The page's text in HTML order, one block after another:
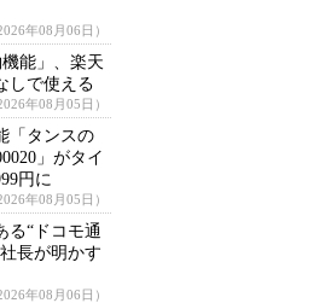
年08月06日）
能」、楽天
しで使える
年08月05日）
「タンスの
」がタイ
円に
年08月05日）
る“ドコモ通
長が明かす
年08月06日）